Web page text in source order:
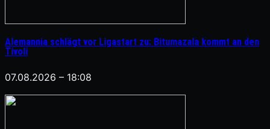
Alemannia schlägt vor Ligastart zu: Bitumazala kommt an den
Tivoli
07.08.2026 – 18:08